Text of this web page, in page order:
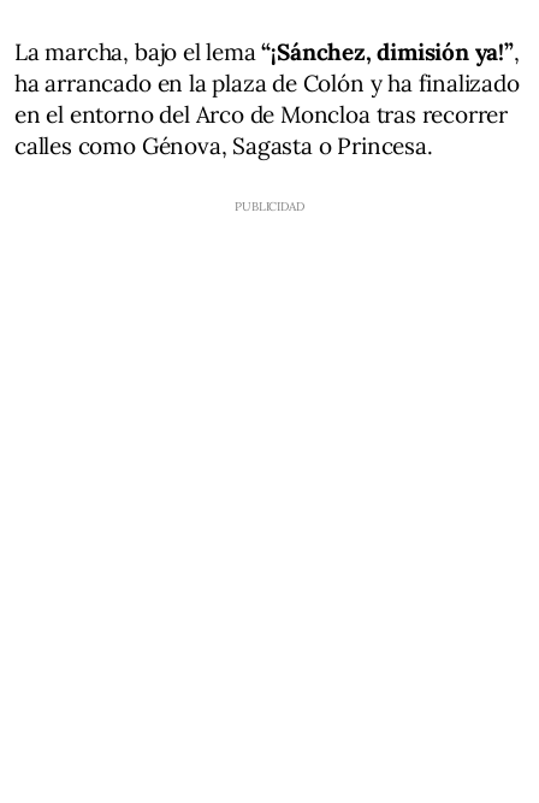
La marcha, bajo el lema“¡Sánchez, dimisión ya!”,
ha arrancado en la plaza de Colón y ha finalizado
en el entorno del Arco de Moncloa tras recorrer
calles como Génova, Sagasta o Princesa.